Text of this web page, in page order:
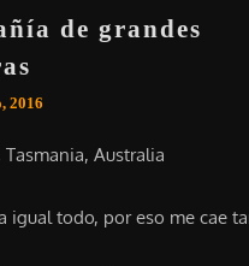
de grandes
2016
Tasmania, Australia
igual todo, por eso me cae